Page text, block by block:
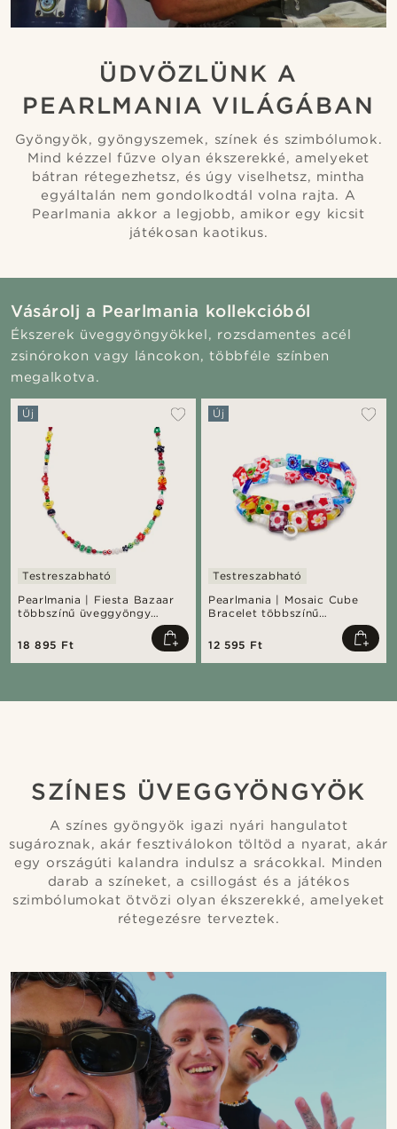
ÜDVÖZLÜNK A
PEARLMANIA VILÁGÁBAN
Gyöngyök, gyöngyszemek, színek és szimbólumok.
Mind kézzel fűzve olyan ékszerekké, amelyeket
bátran rétegezhetsz, és úgy viselhetsz, mintha
egyáltalán nem gondolkodtál volna rajta. A
Pearlmania akkor a legjobb, amikor egy kicsit
játékosan kaotikus.
Vásárolj a Pearlmania kollekcióból
Ékszerek üveggyöngyökkel, rozsdamentes acél
zsinórokon vagy láncokon, többféle színben
megalkotva.
Pearlmania | Fiesta Bazaar
többszínű üveggyöngy
Új
Testreszabható
18 895 Ft
Pearlmania | Mosaic Cube
Bracelet többszínű
üveggyöngy karkötő szett
Új
Testreszabható
12 595 Ft
SZÍNES ÜVEGGYÖNGYÖK
A színes gyöngyök igazi nyári hangulatot
sugároznak, akár fesztiválokon töltöd a nyarat, akár
egy országúti kalandra indulsz a srácokkal. Minden
darab a színeket, a csillogást és a játékos
szimbólumokat ötvözi olyan ékszerekké, amelyeket
rétegezésre terveztek.